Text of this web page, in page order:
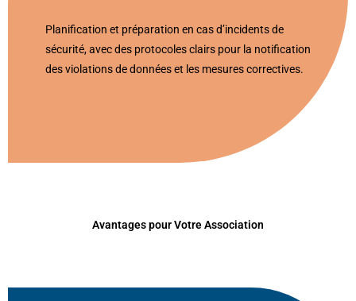
Planification et préparation en cas d’incidents de
sécurité, avec des protocoles clairs pour la notification
des violations de données et les mesures correctives.
Avantages pour Votre Association